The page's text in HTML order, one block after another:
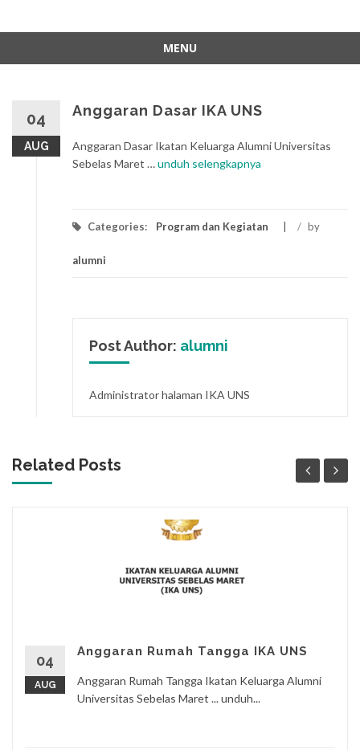
MENU
04
AUG
Anggaran Dasar IKA UNS
Anggaran Dasar Ikatan Keluarga Alumni Universitas
Sebelas Maret …unduh selengkapnya
Categories: Program dan Kegiatan / by
alumni
Post Author: alumni
Administrator halaman IKA UNS
Related Posts
04
AUG
Anggaran Rumah Tangga IKA UNS
Anggaran Rumah Tangga Ikatan Keluarga Alumni
Universitas Sebelas Maret ... unduh...